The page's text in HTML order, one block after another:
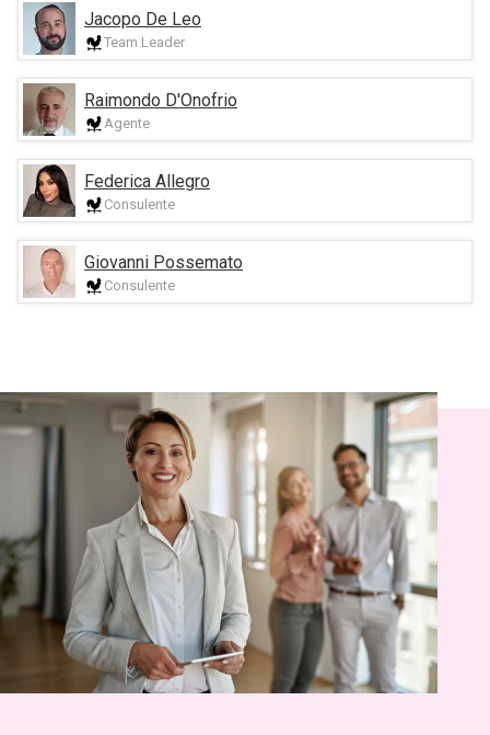
Jacopo De Leo
Team Leader
Raimondo D'Onofrio
Agente
Federica Allegro
Consulente
Giovanni Possemato
Consulente